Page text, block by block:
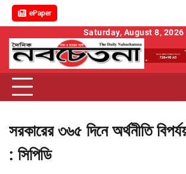
ePaper
content
Saturday, August 8, 2026
সরকারের ৩৬৫ দিনে অর্থনীতি
: সিপিডি